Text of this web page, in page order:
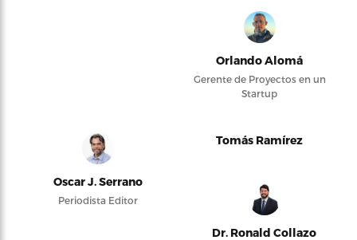
Orlando Alomá
Gerente de Proyectos en un
Startup
Oscar J. Serrano
Periodista Editor
Tomás Ramírez
Dr. Ronald Collazo